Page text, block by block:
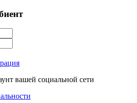
вашей социальной сети